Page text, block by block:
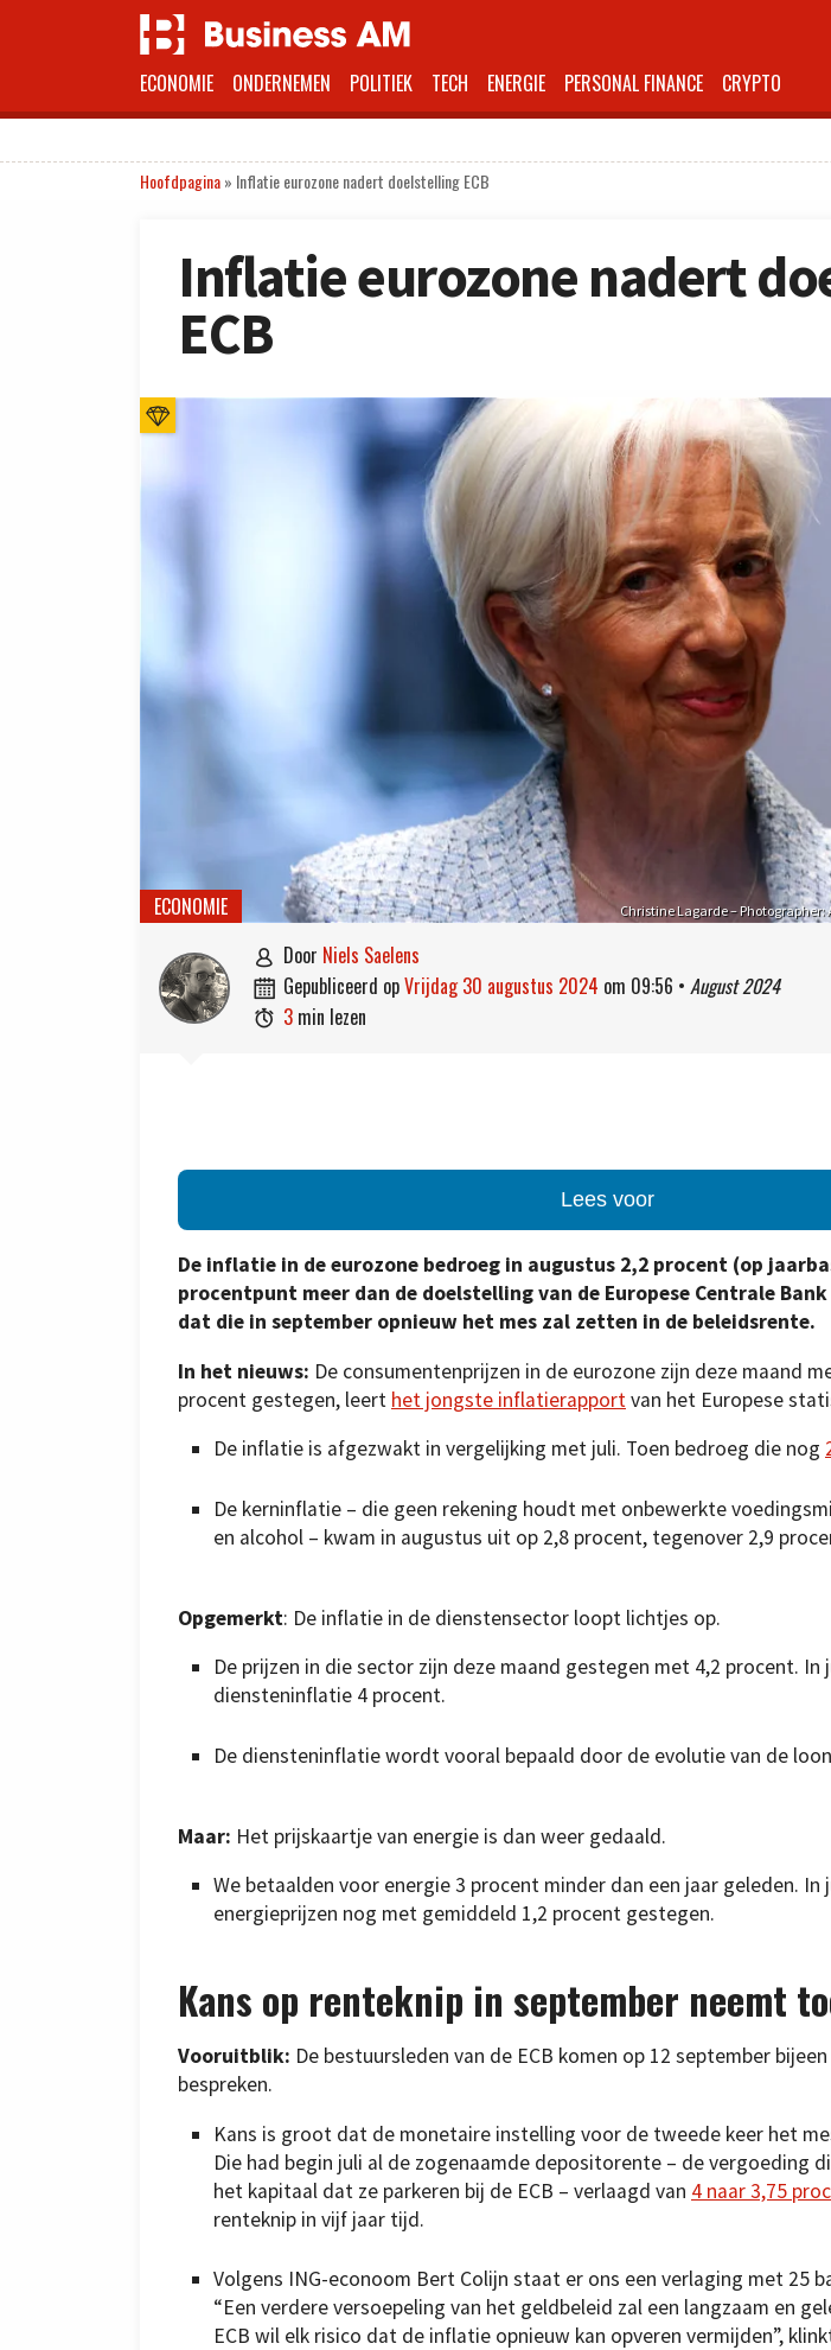
ECONOMIE ONDERNEMEN POLITIEK TECH ENERGIE PERSONAL FINANCE CRYPTO
Hoofdpagina» Inflatie eurozone nadert doelstelling ECB
Inflatie eurozone nadert
ECB
Christine Lagarde –
ECONOMIE
 door Niels Saelens
 gepubliceerd op vrijdag 30 augustus 2024 om 09:56 • August 2024
 3 min lezen
Lees voor
De inflatie in de eurozone bedroeg in augustus 2,2 procent (op
procentpunt meer dan de doelstelling van de Europese Centrale Bank
dat die in september opnieuw het mes zal zetten in de beleidsrente.
In het nieuws: De consumentenprijzen in de eurozone zijn deze maand
procent gestegen, leert het jongste inflatierapportvan het Europese
De inflatie is afgezwakt in vergelijking met juli. Toen bedroeg die nog
De kerninflatie – die geen rekening houdt met onbewerkte
en alcohol – kwam in augustus uit op 2,8 procent, tegenover 2,9
Opgemerkt: De inflatie in de dienstensector loopt lichtjes op.
De prijzen in die sector zijn deze maand gestegen met 4,2 procent. In
diensteninflatie 4 procent.
De diensteninflatie wordt vooral bepaald door de evolutie van de
Maar: Het prijskaartje van energie is dan weer gedaald.
We betaalden voor energie 3 procent minder dan een jaar geleden. In
energieprijzen nog met gemiddeld 1,2 procent gestegen.
Kans op renteknip in september neemt
Vooruitblik: De bestuursleden van de ECB komen op 12 september
bespreken.
Kans is groot dat de monetaire instelling voor de tweede keer het
Die had begin juli al de zogenaamde depositorente – de vergoeding
het kapitaal dat ze parkeren bij de ECB – verlaagd van 4 naar 3,75
renteknip in vijf jaar tijd.
Volgens ING-econoom Bert Colijn staat er ons een verlaging met 25
“Een verdere versoepeling van het geldbeleid zal een langzaam en
ECB wil elk risico dat de inflatie opnieuw kan opveren vermijden”,